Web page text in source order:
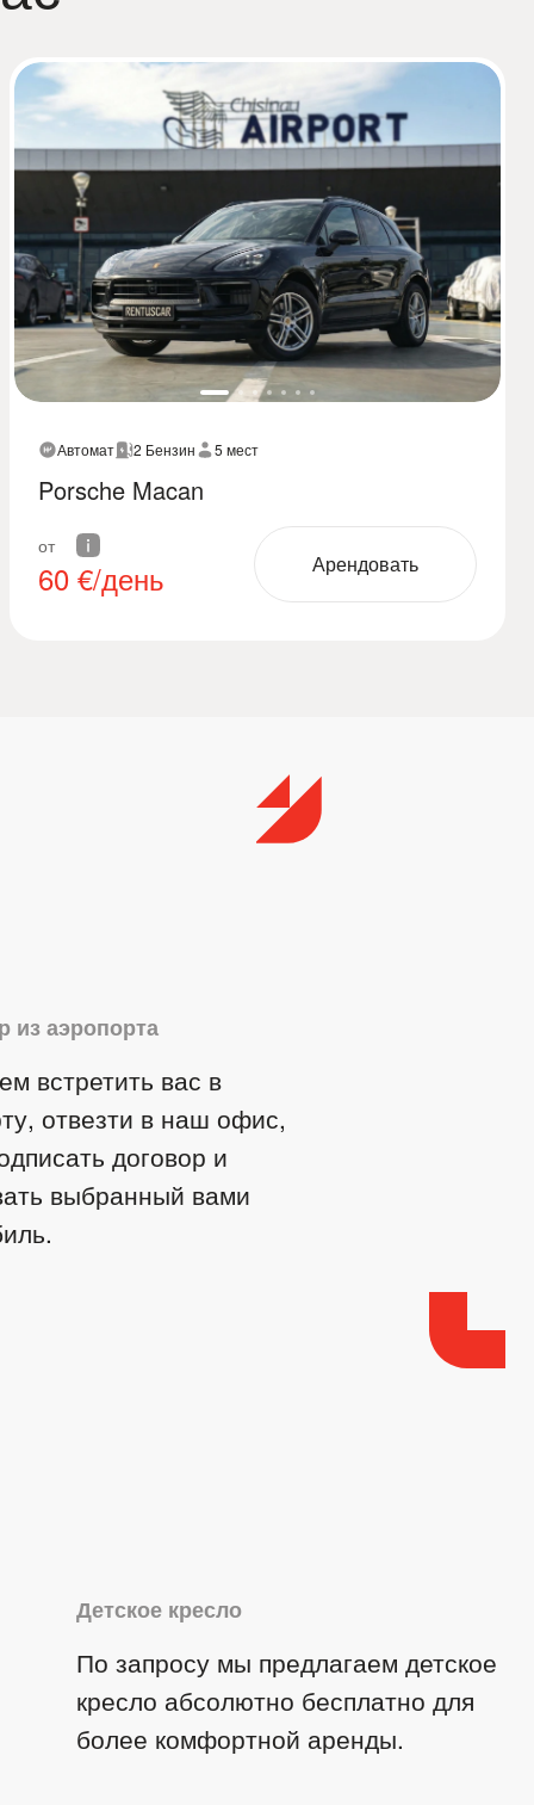
Автомат 2 Бензин 5 мест
Porsche Macan
от
60 €/день Арендовать
из аэропорта
встретить вас в
отвезти в наш офис,
договор и
выбранный вами
Детское кресло
По запросу мы предлагаем детское
кресло абсолютно бесплатно для
более комфортной аренды.